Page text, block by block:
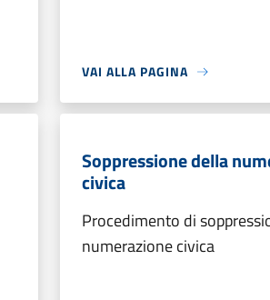
VAI ALLA PAGINA
Soppressione della
civica
Procedimento di
numerazione civica